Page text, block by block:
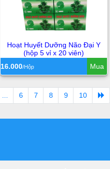
Hoạt Huyết Dưỡng Não Đại Y
(hộp 5 vỉ x 20 viên)
16.000/Hộp Mua
6 7 8 9 10